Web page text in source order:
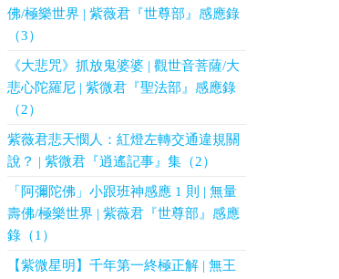
佛/極樂世界 | 紫薇君『世尊部』感應錄
（3）
《大悲咒》抓放鬼婆婆 | 觀世音菩薩/大
悲心陀羅尼 | 紫微君『聖法部』感應錄
（2）
紫薇君悲天憫人：紅燈左轉交通違規關
說？ | 紫微君『逍遙記事』集（2）
「阿彌陀佛」小跟班神感應 1 則 | 無量
壽佛/極樂世界 | 紫薇君『世尊部』感應
錄（1）
【紫微星明】千年第一終極正解 | 無王